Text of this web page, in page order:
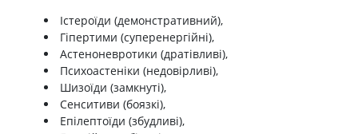
Істероїди (демонстративний),
Гіпертими (суперенергійні),
Астеноневротики (дратівливі),
Психоастеніки (недовірливі),
Шизоїди (замкнуті),
Сенситиви (боязкі),
Епілептоїди (збудливі),